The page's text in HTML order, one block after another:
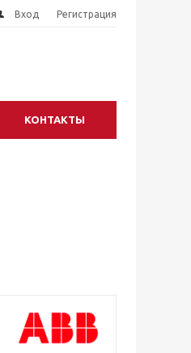
Вход Регистрация
КОНТАКТЫ